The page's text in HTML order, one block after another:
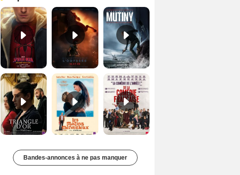
Les Matins merveilleux Bande-annonce VF De la Comédie-Française Teaser VF
Bandes-annonces à ne pas manquer